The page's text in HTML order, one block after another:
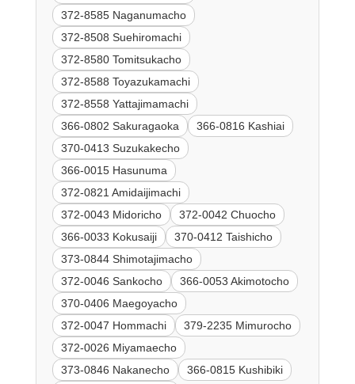
372-8585 Naganumacho
372-8508 Suehiromachi
372-8580 Tomitsukacho
372-8588 Toyazukamachi
372-8558 Yattajimamachi
366-0802 Sakuragaoka
366-0816 Kashiai
370-0413 Suzukakecho
366-0015 Hasunuma
372-0821 Amidaijimachi
372-0043 Midoricho
372-0042 Chuocho
366-0033 Kokusaiji
370-0412 Taishicho
373-0844 Shimotajimacho
372-0046 Sankocho
366-0053 Akimotocho
370-0406 Maegoyacho
372-0047 Hommachi
379-2235 Mimurocho
372-0026 Miyamaecho
373-0846 Nakanecho
366-0815 Kushibiki